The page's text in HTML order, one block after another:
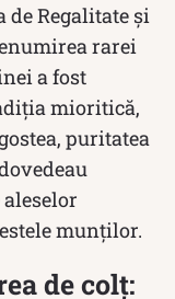
de Regalitate şi
rarei
a fost
mioritică,
puritatea
munților.
de colț: